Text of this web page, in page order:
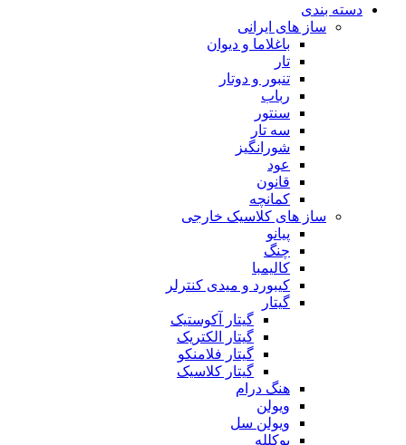
دسته بندی
ساز های ایرانی
باغلاما و دیوان
تار
تنبور و دوتار
رباب
سنتور
سه تار
شورانگیز
عود
قانون
کمانچه
ساز های کلاسیک خارجی
پیانو
چنگ
کالیمبا
کیبورد و میدی کنترلر
گیتار
گیتار آکوستیک
گیتار الکتریک
گیتار فلامنکو
گیتار کلاسیک
هنگ درام
ویولن
ویولن سل
یوکلله